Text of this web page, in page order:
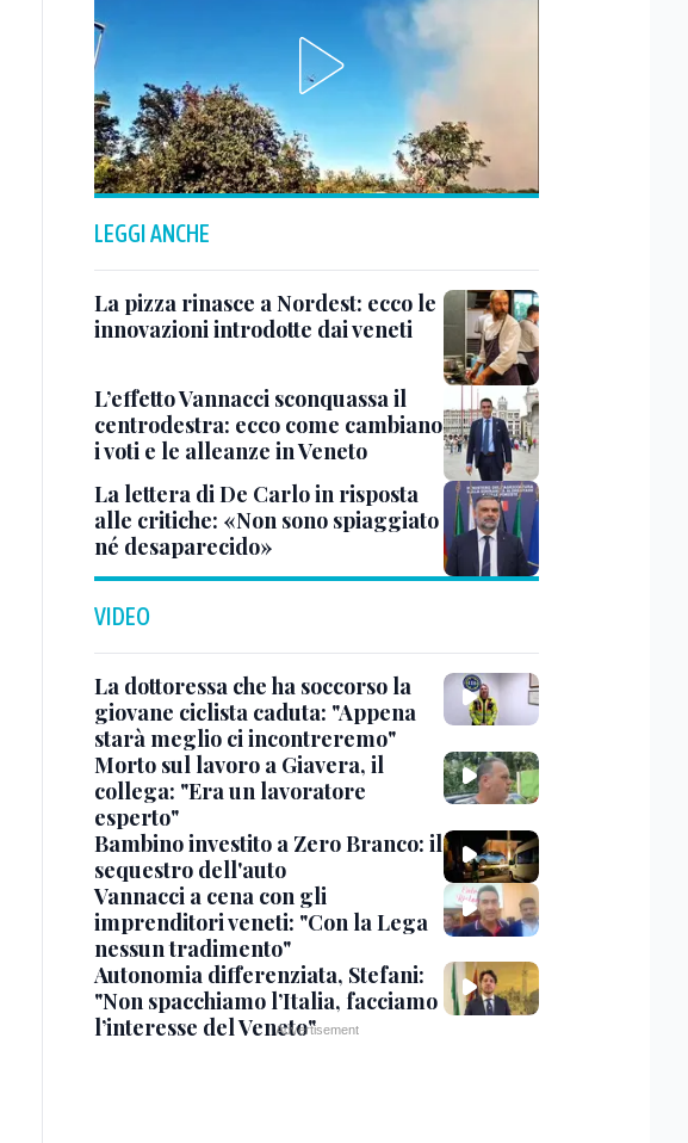
LEGGI ANCHE
La pizza rinasce a Nordest: ecco le
innovazioni introdotte dai veneti
L’effetto Vannacci sconquassa il
centrodestra: ecco come cambiano
i voti e le alleanze in Veneto
La lettera di De Carlo in risposta
alle critiche: «Non sono spiaggiato
né desaparecido»
VIDEO
La dottoressa che ha soccorso la
giovane ciclista caduta: "Appena
starà meglio ci incontreremo"
Morto sul lavoro a Giavera, il
collega: "Era un lavoratore
esperto"
Bambino investito a Zero Branco: il
sequestro dell'auto
Vannacci a cena con gli
imprenditori veneti: "Con la Lega
nessun tradimento"
Autonomia differenziata, Stefani:
"Non spacchiamo l’Italia, facciamo
l’interesse del Veneto"